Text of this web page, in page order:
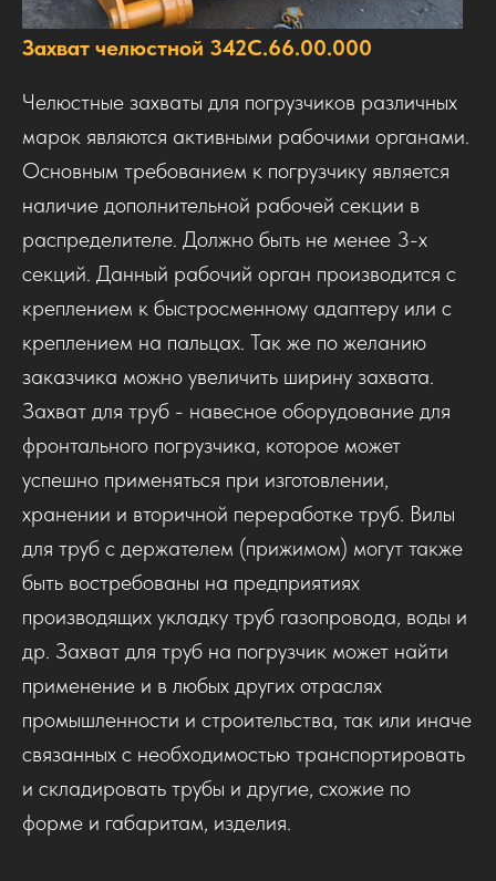
Захват челюстной 342С.66.00.000
Челюстные захваты для погрузчиков различных
марок являются активными рабочими органами.
Основным требованием к погрузчику является
наличие дополнительной рабочей секции в
распределителе. Должно быть не менее 3-х
секций. Данный рабочий орган производится с
креплением к быстросменному адаптеру или с
креплением на пальцах. Так же по желанию
заказчика можно увеличить ширину захвата.
Захват для труб - навесное оборудование для
фронтального погрузчика, которое может
успешно применяться при изготовлении,
хранении и вторичной переработке труб. Вилы
для труб с держателем (прижимом) могут также
быть востребованы на предприятиях
производящих укладку труб газопровода, воды и
др. Захват для труб на погрузчик может найти
применение и в любых других отраслях
промышленности и строительства, так или иначе
связанных с необходимостью транспортировать
и складировать трубы и другие, схожие по
форме и габаритам, изделия.